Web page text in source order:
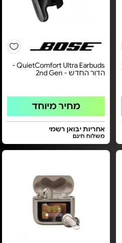
QuietComfort Ultra Earbuds -
הדור החדש - 2nd Gen
מחיר מיוחד
אחריות יבואן רשמי
משלוח חינם